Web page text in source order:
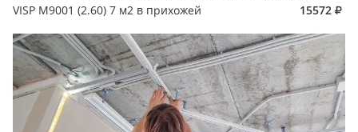
VISP M9001 (2.60) 7 м2 в прихожей
15572